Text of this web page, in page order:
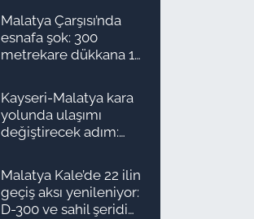
Malatya Çarşısı’nda
esnafa şok: 300
metrekare dükkana 1
Kayseri-Malatya kara
yolunda ulaşımı
değiştirecek adım:
Malatya Kale’de 22 ilin
geçiş aksı yenileniyor:
D-300 ve sahil şeridi